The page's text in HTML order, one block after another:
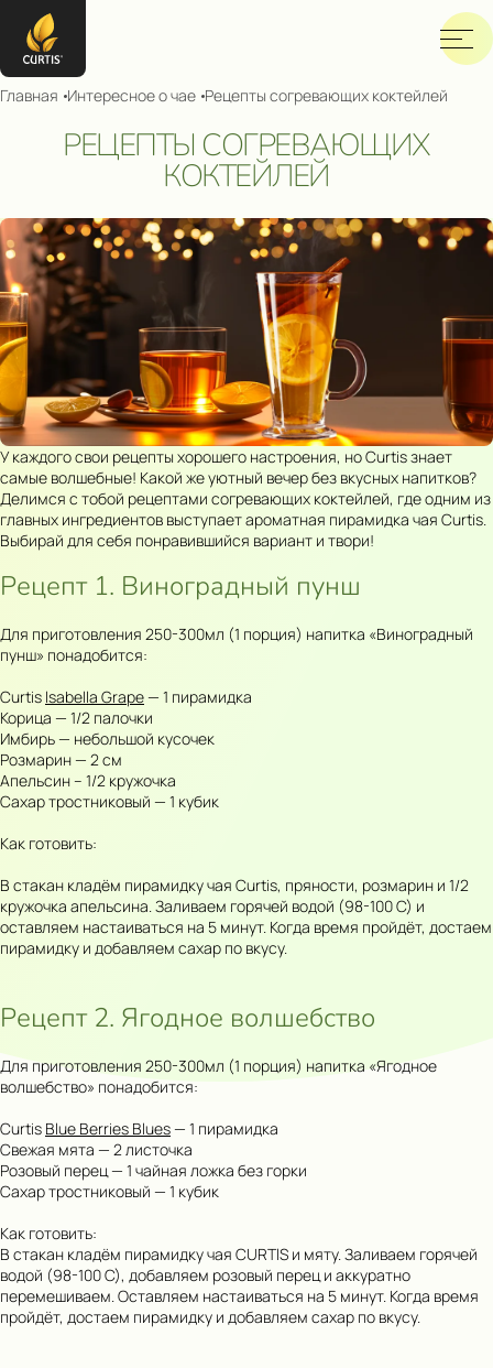
Главная Интересное о чае Рецепты согревающих коктейлей
РЕЦЕПТЫ СОГРЕВАЮЩИХ
КОКТЕЙЛЕЙ
У каждого свои рецепты хорошего настроения, но Curtis знает
самые волшебные! Какой же уютный вечер без вкусных напитков?
Делимся с тобой рецептами согревающих коктейлей, где одним из
главных ингредиентов выступает ароматная пирамидка чая Curtis.
Выбирай для себя понравившийся вариант и твори!
Рецепт 1. Виноградный пунш
Для приготовления 250-300мл (1 порция) напитка «Виноградный
пунш» понадобится:
Curtis lsabella Grape— 1 пирамидка
Корица — 1/2 палочки
Имбирь — небольшой кусочек
Розмарин — 2 см
Апельсин – 1/2 кружочка
Сахар тростниковый — 1 кубик
Как готовить:
В стакан кладём пирамидку чая Curtis, пряности, розмарин и 1/2
кружочка апельсина. Заливаем горячей водой (98-100 С) и
оставляем настаиваться на 5 минут. Когда время пройдёт, достаем
пирамидку и добавляем сахар по вкусу.
Рецепт 2. Ягодное волшебство
Для приготовления 250-300мл (1 порция) напитка «Ягодное
волшебство» понадобится:
Curtis Blue Berries Blues— 1 пирамидка
Свежая мята — 2 листочка
Розовый перец — 1 чайная ложка без горки
Сахар тростниковый — 1 кубик
Как готовить:
В стакан кладём пирамидку чая CURTlS и мяту. Заливаем горячей
водой (98-100 С), добавляем розовый перец и аккуратно
перемешиваем. Оставляем настаиваться на 5 минут. Когда время
пройдёт, достаем пирамидку и добавляем сахар по вкусу.